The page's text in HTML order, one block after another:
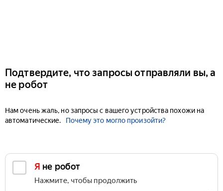
Подтвердите, что запросы отправляли вы, а
не робот
Нам очень жаль, но запросы с вашего устройства похожи на
автоматические.
Почему это могло произойти?
Я не робот
Нажмите, чтобы продолжить